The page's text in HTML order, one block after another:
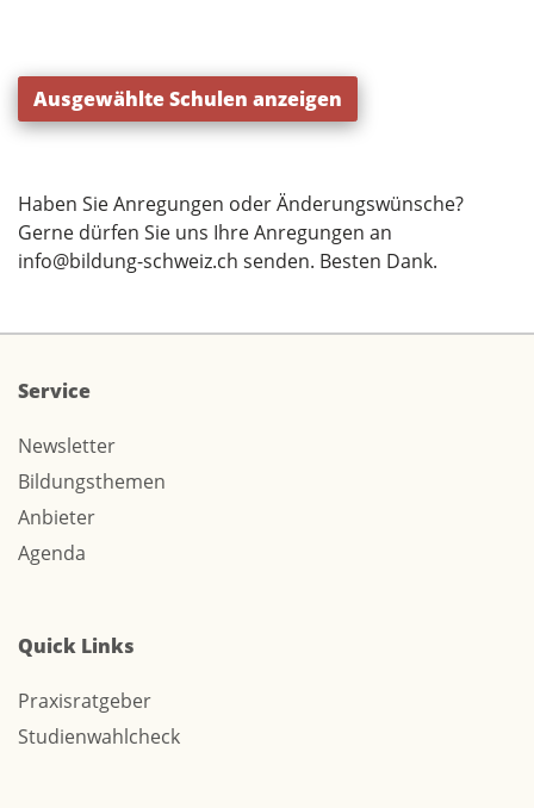
Ausgewählte Schulen anzeigen
Haben Sie Anregungen oder Änderungswünsche?
Gerne dürfen Sie uns Ihre Anregungen an
info@bildung-schweiz.ch senden. Besten Dank.
Service
Newsletter
Bildungsthemen
Anbieter
Agenda
Quick Links
Praxisratgeber
Studienwahlcheck